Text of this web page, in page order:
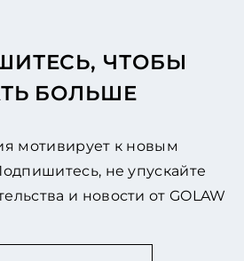
ЧТОБЫ
БОЛЬШЕ
мотивирует к новым
не упускайте
и новости от GOLAW